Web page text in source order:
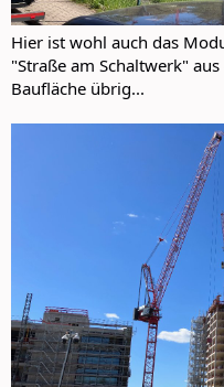
Hier ist wohl auch das
"Straße am Schaltwerk"
Baufläche übrig...